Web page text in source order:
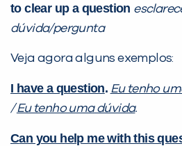
to clear up a question
dúvida/pergunta
Veja agora alguns exemplos:
I have a question. Eu tenho
/Eu tenho uma dúvida.
Can you help me with this